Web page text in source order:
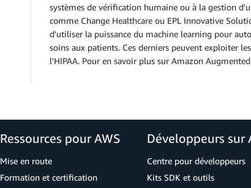
systèmes de vérification humaine ou à la gestion
comme Change Healthcare ou EPL Innovative
d'utiliser la puissance du machine learning pour
soins aux patients. Ces derniers peuvent exploiter
l'HIPAA. Pour en savoir plus sur Amazon
Ressources pour AWS
Mise en route
Formation et certification
Développeurs sur
Centre pour développeurs
Kits SDK et outils